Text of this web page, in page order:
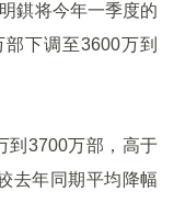
錤将今年一季度的
下调至3600万到
到3700万部，高于
去年同期平均降幅